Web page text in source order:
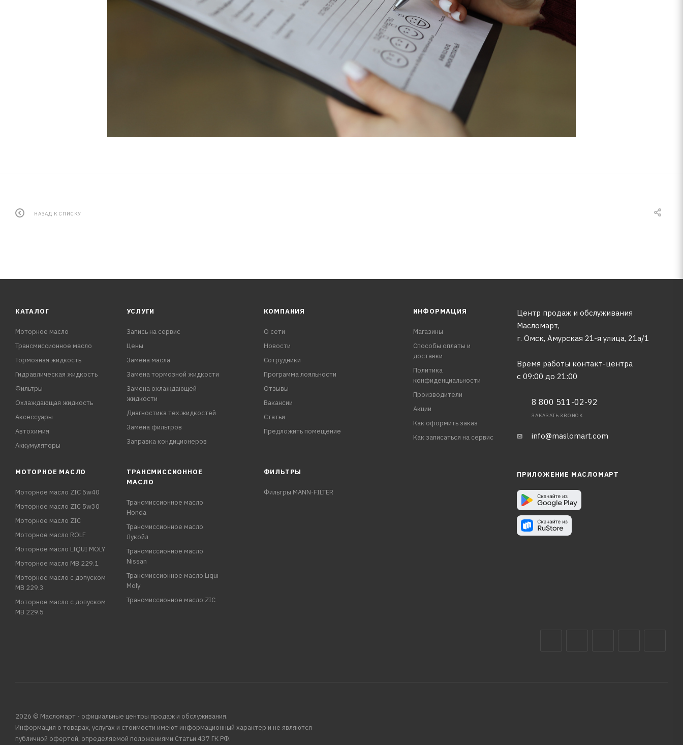
НАЗАД К СПИСКУ
КАТАЛОГ
Моторное масло
Трансмиссионное масло
Тормозная жидкость
Гидравлическая жидкость
Фильтры
Охлаждающая жидкость
Аксессуары
Автохимия
Аккумуляторы
УСЛУГИ
Запись на сервис
Цены
Замена масла
Замена тормозной жидкости
Замена охлаждающей
жидкости
Диагностика тех.жидкостей
Замена фильтров
Заправка кондиционеров
КОМПАНИЯ
О сети
Новости
Сотрудники
Программа лояльности
Отзывы
Вакансии
Статьи
Предложить помещение
ИНФОРМАЦИЯ
Магазины
Способы оплаты и
доставки
Политика
конфиденциальности
Производители
Акции
Как оформить заказ
Как записаться на сервис
Центр продаж и обслуживания
Масломарт,
г. Омск, Амурская 21-я улица, 21а/1
Время работы контакт-центра
с 09:00 до 21:00
8 800 511-02-92
ЗАКАЗАТЬ ЗВОНОК
info@maslomart.com
МОТОРНОЕ МАСЛО
Моторное масло ZIC 5w40
Моторное масло ZIC 5w30
Моторное масло ZIC
Моторное масло ROLF
Моторное масло LIQUI MOLY
Моторное масло MB 229.1
Моторное масло с допуском
MB 229.3
Моторное масло с допуском
MB 229.5
ТРАНСМИССИОННОЕ
МАСЛО
Трансмиссионное масло
Honda
Трансмиссионное масло
Лукойл
Трансмиссионное масло
Nissan
Трансмиссионное масло Liqui
Moly
Трансмиссионное масло ZIC
ФИЛЬТРЫ
Фильтры MANN-FILTER
ПРИЛОЖЕНИЕ МАСЛОМАРТ
2026 © Масломарт - официальные центры продаж и обслуживания.
Информация о товарах, услугах и стоимости имеют информационный характер и не являются
публичной офертой, определяемой положениями Статьи 437 ГК РФ.